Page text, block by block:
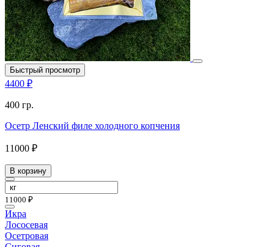
Быстрый просмотр
4400 ₽
400 гр.
Осетр Ленский филе холодного копчения
11000 ₽
В корзину
11000 ₽
Икра
Лососевая
Осетровая